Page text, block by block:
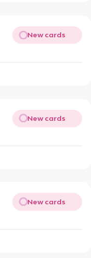
New cards
New cards
New cards